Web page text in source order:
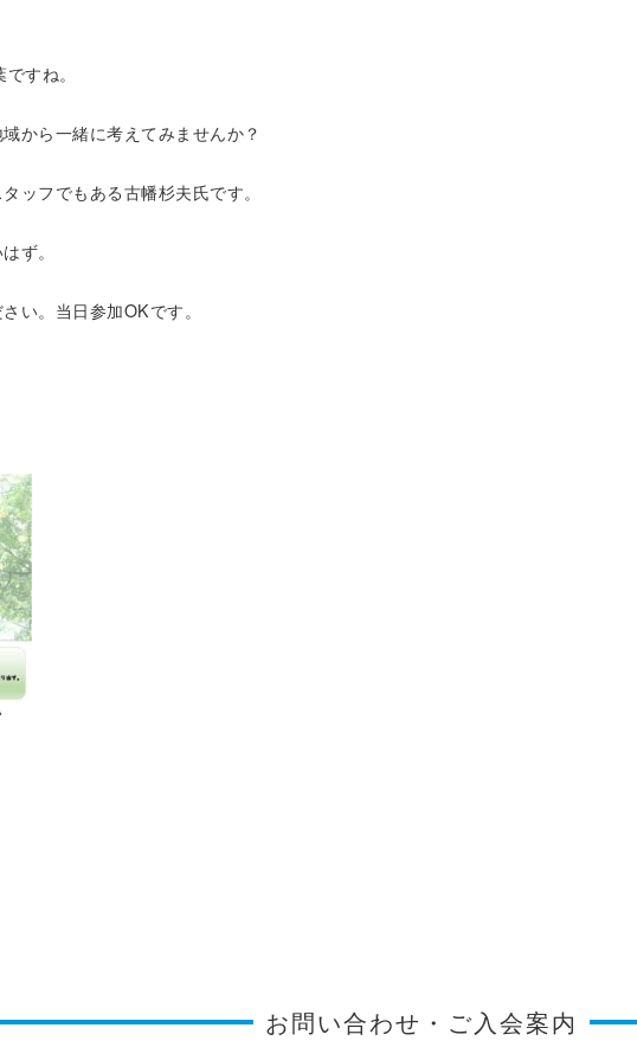
すね。
から一緒に考えてみませんか？
ッフでもある古幡杉夫氏です。
ず。
い。当日参加OKです。
お問い合わせ・ご入会案内